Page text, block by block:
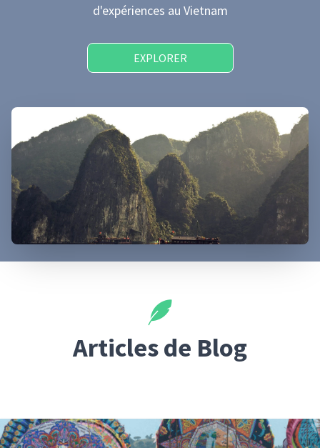
d'expériences au Vietnam
EXPLORER
Articles de Blog